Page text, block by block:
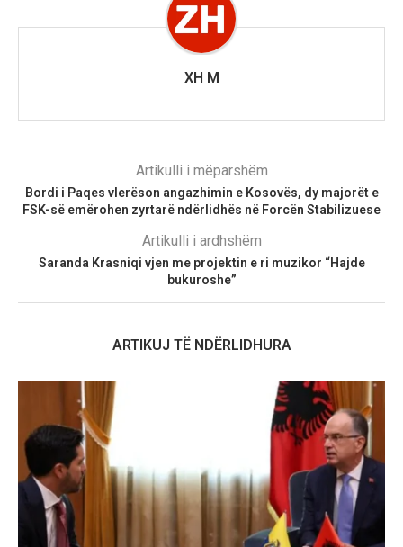
XH M
Artikulli i mëparshëm
Bordi i Paqes vlerëson angazhimin e Kosovës, dy majorët e
FSK-së emërohen zyrtarë ndërlidhës në Forcën Stabilizuese
Artikulli i ardhshëm
Saranda Krasniqi vjen me projektin e ri muzikor “Hajde
bukuroshe”
ARTIKUJ TË NDËRLIDHURA